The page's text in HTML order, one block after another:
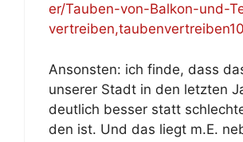
er/Tauben-von-Balkon-und-
An­sons­ten: ich fin­de, dass
un­se­rer Stadt in den letz­ten
deut­lich bes­ser statt
den ist. Und das liegt m.E.